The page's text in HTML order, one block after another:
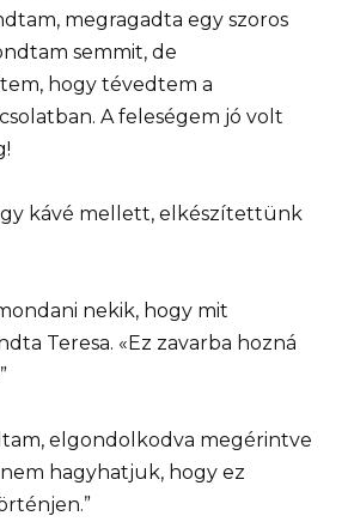
megragadta egy szoros
semmit, de
hogy tévedtem a
A feleségem jó volt
kávé mellett, elkészítettünk
nekik, hogy mit
Teresa. «Ez zavarba hozná
elgondolkodva megérintve
hagyhatjuk, hogy ez